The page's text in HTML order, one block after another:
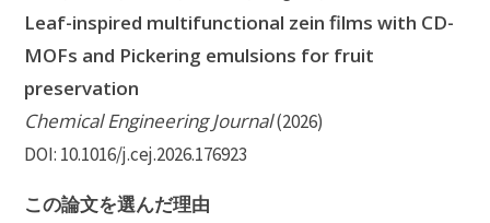
Leaf-inspired multifunctional zein films with CD-
MOFs and Pickering emulsions for fruit
preservation
Chemical Engineering Journal(2026)
DOI: 10.1016/j.cej.2026.176923
この論文を選んだ理由